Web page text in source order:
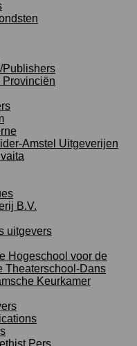
Publishers
Provinciën
Amstel Uitgeverijen
B.V.
uitgevers
Hogeschool voor de
Theaterschool-Dans
Keurkamer
Pers